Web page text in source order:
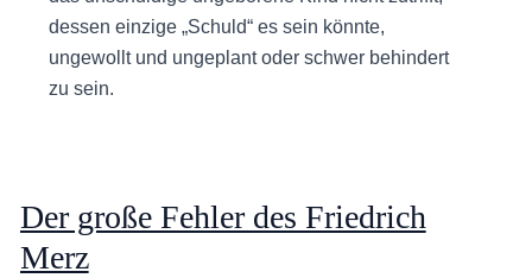
dessen einzige „Schuld“ es sein könnte,
ungewollt und ungeplant oder schwer behindert
zu sein.
Der große Fehler des Friedrich
Merz